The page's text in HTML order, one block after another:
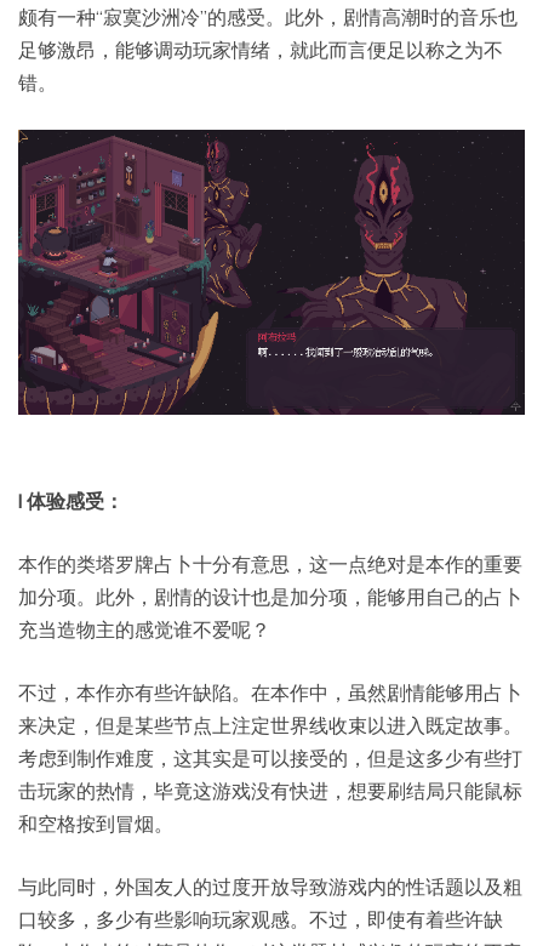
颇有一种“寂寞沙洲冷”的感受。此外，剧情高潮时的音乐也
足够激昂，能够调动玩家情绪，就此而言便足以称之为不
错。
l 体验感受：
本作的类塔罗牌占卜十分有意思，这一点绝对是本作的重要
加分项。此外，剧情的设计也是加分项，能够用自己的占卜
充当造物主的感觉谁不爱呢？
不过，本作亦有些许缺陷。在本作中，虽然剧情能够用占卜
来决定，但是某些节点上注定世界线收束以进入既定故事。
考虑到制作难度，这其实是可以接受的，但是这多少有些打
击玩家的热情，毕竟这游戏没有快进，想要刷结局只能鼠标
和空格按到冒烟。
与此同时，外国友人的过度开放导致游戏内的性话题以及粗
口较多，多少有些影响玩家观感。不过，即使有着些许缺